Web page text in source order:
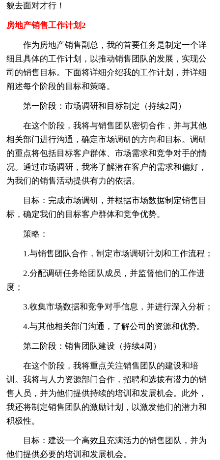
貌去面对才行！
房地产销售工作计划2
作为房地产销售副总，我的首要任务是制定一个详
细且具体的工作计划，以推动销售团队的发展，实现公
司的销售目标。下面将详细介绍我的工作计划，并详细
阐述每个阶段的目标和策略。
第一阶段：市场调研和目标制定（持续2周）
在这个阶段，我将与销售团队密切合作，并与其他
相关部门进行沟通，确定市场调研的方向和目标。调研
的重点将包括目标客户群体、市场需求和竞争对手的情
况。通过市场调研，我将了解潜在客户的需求和偏好，
为我们的销售活动提供有力的依据。
目标：完成市场调研，并根据市场数据制定销售目
标，确定我们的目标客户群体和竞争优势。
策略：
1.与销售团队合作，制定市场调研计划和工作流程；
2.分配调研任务给团队成员，并监督他们的工作进
度；
3.收集市场数据和竞争对手信息，并进行深入分析；
4.与其他相关部门沟通，了解公司的资源和优势。
第二阶段：销售团队建设（持续4周）
在这个阶段，我将重点关注销售团队的建设和培
训。我将与人力资源部门合作，招聘和选拔有潜力的销
售人员，并为他们提供持续的培训和发展机会。此外，
我还将制定销售团队的激励计划，以激发他们的潜力和
积极性。
目标：建设一个高效且充满活力的销售团队，并为
他们提供必要的培训和发展机会。